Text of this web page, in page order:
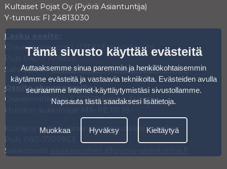
Kultaiset Pojat Oy (Pyörä Asiantuntija)
Y-tunnus: FI 24813030
Lasku osoite:
Oravannahkatori 1, 02120 Espoo, Suomi
Puh. 040-7709853
Sähköposti:asiakaspalvelu@pyora-asiantuntija.fi
Osoite showroomille:
Oravannahkatori 1, 02120 Espoo, Suomi
Koeajoa varten varaa aika varauskalenterista.
Sähköposti:
Tämä sivusto käyttää evästeitä
Auttaaksemme sinua paremmin ja henkilökohtaisemmin
käytämme evästeitä ja vastaavia tekniikoita. Evästeiden avulla
seuraamme Internet-käyttäytymistäsi sivustollamme.
Napsauta tästä saadaksesi lisätietoja.
Muokkaa Hyväksy Kieltäytyä